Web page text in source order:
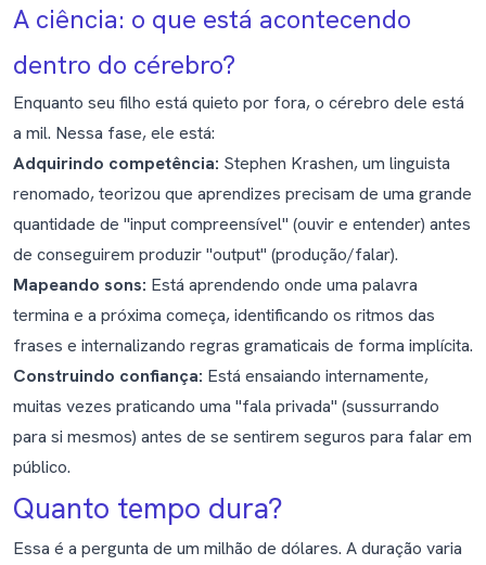
A ciência: o que está acontecendo
dentro do cérebro?
Enquanto seu filho está quieto por fora, o cérebro dele está
a mil. Nessa fase, ele está:
Adquirindo competência: Stephen Krashen, um linguista
renomado, teorizou que aprendizes precisam de uma grande
quantidade de "input compreensível" (ouvir e entender) antes
de conseguirem produzir "output" (produção/falar).
Mapeando sons: Está aprendendo onde uma palavra
termina e a próxima começa, identificando os ritmos das
frases e internalizando regras gramaticais de forma implícita.
Construindo confiança: Está ensaiando internamente,
muitas vezes praticando uma "fala privada" (sussurrando
para si mesmos) antes de se sentirem seguros para falar em
público.
Quanto tempo dura?
Essa é a pergunta de um milhão de dólares. A duração varia